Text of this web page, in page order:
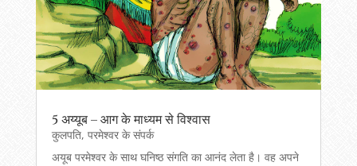
5 अय्यूब – आग के माध्यम से विश्वास
कुलपति, परमेश्वर के संपर्क
अयूब परमेश्वर के साथ घनिष्ठ संगति का आनंद लेता है। वह अपने